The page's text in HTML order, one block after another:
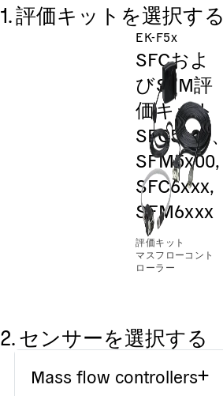
1. 評価キットを選択する
EK-F5x
SFCおよ
びSFM評
価キット
SFC5x00、
SFM5x00,
SFC6xxx,
SFM6xxx
評価キット
マスフローコント
ローラー
2. センサーを選択する
Mass flow controllers